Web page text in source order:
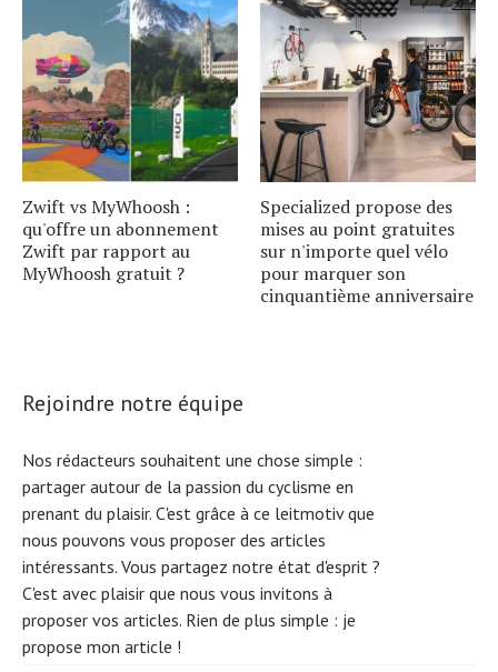
Zwift vs MyWhoosh :
qu'offre un abonnement
Zwift par rapport au
MyWhoosh gratuit ?
Specialized propose des
mises au point gratuites
sur n'importe quel vélo
pour marquer son
cinquantième anniversaire
Rejoindre notre équipe
Nos rédacteurs souhaitent une chose simple :
partager autour de la passion du cyclisme en
prenant du plaisir. C'est grâce à ce leitmotiv que
nous pouvons vous proposer des articles
intéressants. Vous partagez notre état d'esprit ?
C'est avec plaisir que nous vous invitons à
proposer vos articles. Rien de plus simple : je
propose mon article !